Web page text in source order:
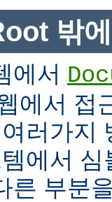
밖
에서
에서 접
러가지
에서
른 부분